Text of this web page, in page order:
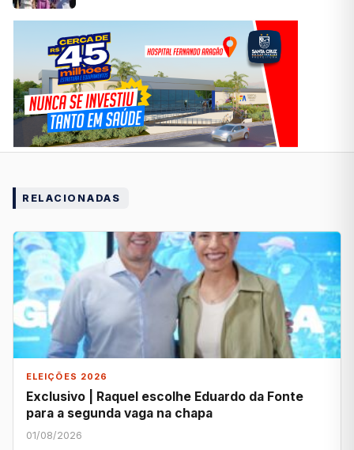
RELACIONADAS
ELEIÇÕES 2026
Exclusivo | Raquel escolhe Eduardo da Fonte
para a segunda vaga na chapa
01/08/2026